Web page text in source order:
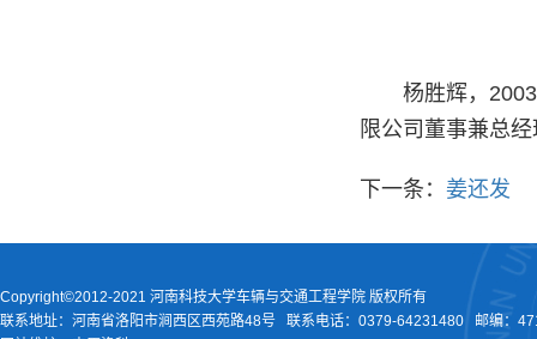
杨胜辉，
限公司董事兼总
下一条： 姜还发
Copyright©2012-2021 河南科技大学车辆与交通工程学院 版权所有
联系地址：河南省洛阳市涧西区西苑路48号
联系电话： 0379-64231480
邮编：